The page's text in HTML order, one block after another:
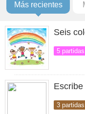
Más recientes
Seis
5 partidas
3 partidas